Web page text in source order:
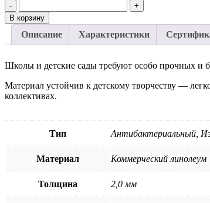
-
+
В корзину
Описание Характеристики
Школы и детские сады требуют особо прочных и
Материал устойчив к детскому творчеству —
коллективах.
Тип Антибактериальный,
Материал Коммерческий линолеум
Толщина 2,0 мм